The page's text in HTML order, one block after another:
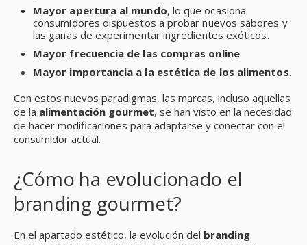
Mayor apertura al mundo, lo que ocasiona
consumidores dispuestos a probar nuevos sabores y
las ganas de experimentar ingredientes exóticos.
Mayor frecuencia de las compras online.
Mayor importancia a la estética de los alimentos.
Con estos nuevos paradigmas, las marcas, incluso aquellas
de la alimentación gourmet, se han visto en la necesidad
de hacer modificaciones para adaptarse y conectar con el
consumidor actual.
¿Cómo ha evolucionado el
branding gourmet?
En el apartado estético, la evolución del branding